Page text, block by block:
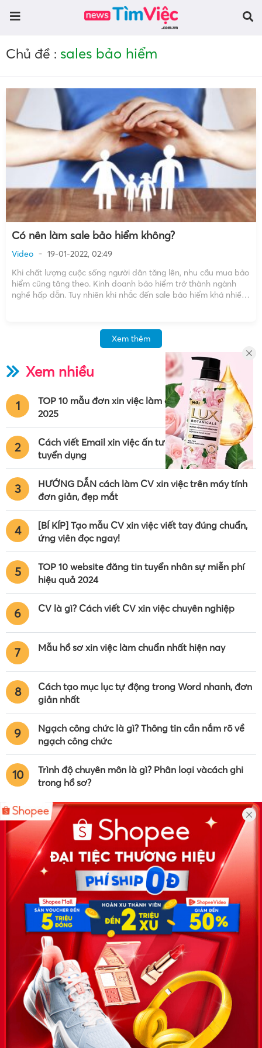
Chủ đề : sales bảo hiểm
Có nên làm sale bảo hiểm không?
Video
19-01-2022, 02:49
Khi chất lượng cuộc sống người dân tăng lên, nhu cầu mua bảo
hiểm cũng tăng theo. Kinh doanh bảo hiểm trở thành ngành
nghề hấp dẫn. Tuy nhiên khi nhắc đến sale bảo hiểm khá nhiều
Xem thêm
Xem nhiều
1
TOP 10 mẫu đơn xin việc làm chuẩn nhất năm
2025
2
Cách viết Email xin việc ấn tượng chinh phục nhà
tuyển dụng
3
HƯỚNG DẪN cách làm CV xin việc trên máy tính
đơn giản, đẹp mắt
4
[BÍ KÍP] Tạo mẫu CV xin việc viết tay đúng chuẩn,
ứng viên đọc ngay!
5
TOP 10 website đăng tin tuyển nhân sự miễn phí
hiệu quả 2024
6 CV là gì? Cách viết CV xin việc chuyên nghiệp
7 Mẫu hồ sơ xin việc làm chuẩn nhất hiện nay
8
Cách tạo mục lục tự động trong Word nhanh, đơn
giản nhất
9
Ngạch công chức là gì? Thông tin cần nắm rõ về
ngạch công chức
10
Trình độ chuyên môn là gì? Phân loại vàcách ghi
trong hồ sơ?
Công ty TNHH Eyeplus Online
Địa chỉ: Số 81, ngõ 68, đường Cầu Giấy, Tổ 05, Phường Quan
Hoa, Quận Cầu Giấy, TP Hà Nội, Việt Nam
SĐT: 0981 448 766
Email:hotro@timviec.com.vn
VỀ CHÚNG TÔI
News.timviec.com.vn là website cung cấp thông tin liên quan đến
nhân sự, nghề nghiệp do Timviec.com.vn vận hành nhằm giúp
doanh nghiệp, nhân sự tuyển dụng, người đi làm, người tìm việc
cập nhật thông tin và đáp ứng được mong muốn của mình.
KẾT NỐI